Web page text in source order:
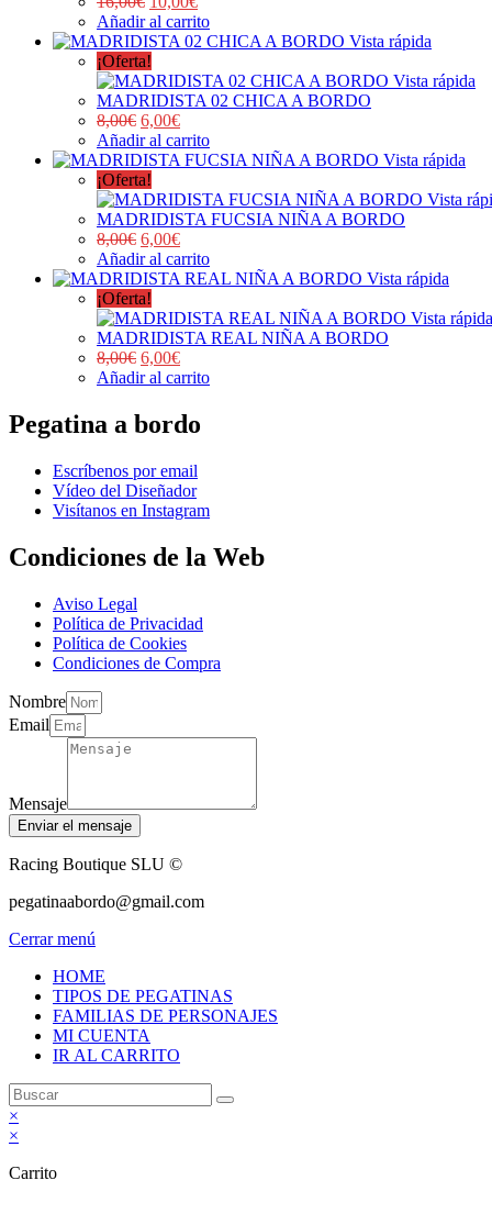
Añadir al carrito
Vista rápida
¡Oferta!
Vista rápida
MADRIDISTA 02 CHICA A BORDO
8,00€ 6,00€
Añadir al carrito
Vista rápida
¡Oferta!
Vista
MADRIDISTA FUCSIA NIÑA A BORDO
8,00€ 6,00€
Añadir al carrito
Vista rápida
¡Oferta!
Vista rápida
MADRIDISTA REAL NIÑA A BORDO
8,00€ 6,00€
Añadir al carrito
Pegatina a bordo
Escríbenos por email
Vídeo del Diseñador
Visítanos en Instagram
Condiciones de la Web
Aviso Legal
Política de Privacidad
Política de Cookies
Condiciones de Compra
Nombre
Email
Mensaje
Enviar el mensaje
Racing Boutique SLU ©
pegatinaabordo@gmail.com
Cerrar menú
HOME
TIPOS DE PEGATINAS
FAMILIAS DE PERSONAJES
MI CUENTA
IR AL CARRITO
×
×
Carrito